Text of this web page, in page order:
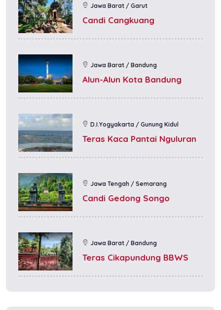
Jawa Barat / Garut
Candi Cangkuang
Jawa Barat / Bandung
Alun-Alun Kota Bandung
D.I.Yogyakarta / Gunung Kidul
Teras Kaca Pantai Nguluran
Jawa Tengah / Semarang
Candi Gedong Songo
Jawa Barat / Bandung
Teras Cikapundung BBWS